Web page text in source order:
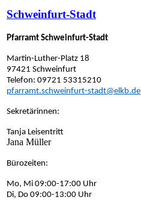
Schweinfurt-Stadt
Pfarramt Schweinfurt-Stadt
Martin-Luther-Platz 18
97421 Schweinfurt
Telefon: 09721 53315210
pfarramt.schweinfurt-stadt@elkb.de
Sekretärinnen:
Tanja Leisentritt
Jana Müller
Bürozeiten:
Mo, Mi 09:00-17:00 Uhr
Di, Do 09:00-13:00 Uhr